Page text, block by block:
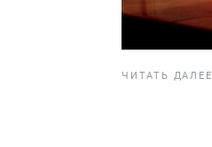
ЧИТАТЬ ДАЛЕЕ